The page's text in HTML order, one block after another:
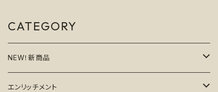
CATEGORY
NEW！新商品
6月の新商品
エンリッチメント